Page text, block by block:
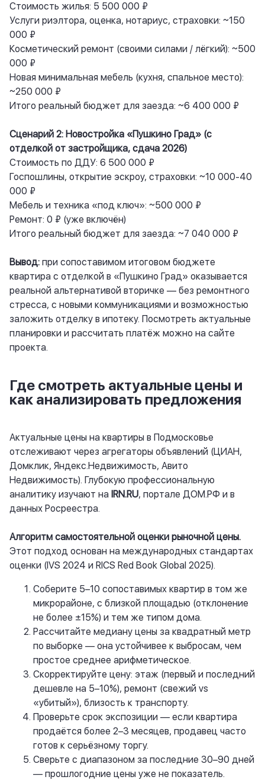
Стоимость жилья: 5 500 000 ₽
Услуги риэлтора, оценка, нотариус, страховки: ~150
000 ₽
Косметический ремонт (своими силами / лёгкий): ~500
000 ₽
Новая минимальная мебель (кухня, спальное место):
~250 000 ₽
Итого реальный бюджет для заезда: ~6 400 000 ₽
Сценарий 2: Новостройка «Пушкино Град» (с
отделкой от застройщика, сдача 2026)
Стоимость по ДДУ: 6 500 000 ₽
Госпошлины, открытие эскроу, страховки: ~10 000-40
000 ₽
Мебель и техника «под ключ»: ~500 000 ₽
Ремонт: 0 ₽ (уже включён)
Итого реальный бюджет для заезда: ~7 040 000 ₽
Вывод: при сопоставимом итоговом бюджете
квартира с отделкой в «Пушкино Град» оказывается
реальной альтернативой вторичке — без ремонтного
стресса, с новыми коммуникациями и возможностью
заложить отделку в ипотеку. Посмотреть актуальные
планировки и рассчитать платёж можно на сайте
проекта.
Где смотреть актуальные цены и
как анализировать предложения
Актуальные цены на квартиры в Подмосковье
отслеживают через агрегаторы объявлений (ЦИАН,
Домклик, Яндекс.Недвижимость, Авито
Недвижимость). Глубокую профессиональную
аналитику изучают на IRN.RU, портале ДОМ.РФ и в
данных Росреестра.
Алгоритм самостоятельной оценки рыночной цены.
Этот подход основан на международных стандартах
оценки (IVS 2024 и RICS Red Book Global 2025).
Соберите 5–10 сопоставимых квартир в том же
микрорайоне, с близкой площадью (отклонение
не более ±15%) и тем же типом дома.
Рассчитайте медиану цены за квадратный метр
по выборке — она устойчивее к выбросам, чем
простое среднее арифметическое.
Скорректируйте цену: этаж (первый и последний
дешевле на 5–10%), ремонт (свежий vs
«убитый»), близость к транспорту.
Проверьте срок экспозиции — если квартира
продаётся более 2–3 месяцев, продавец часто
готов к серьёзному торгу.
Сверьте с диапазоном за последние 30–90 дней
— прошлогодние цены уже не показатель.